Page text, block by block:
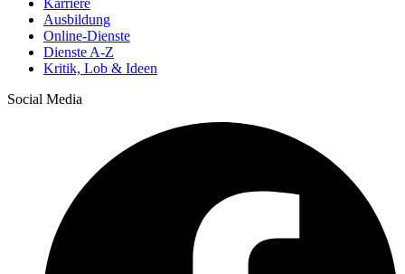
Karriere
Ausbildung
Online-Dienste
Dienste A-Z
Kritik, Lob & Ideen
Social Media